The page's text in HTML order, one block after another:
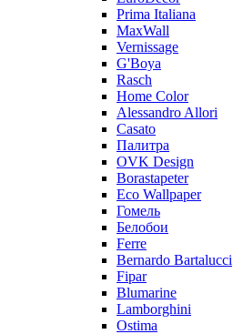
Prima Italiana
MaxWall
Vernissage
G'Boya
Rasch
Home Color
Alessandro Allori
Casato
Палитра
OVK Design
Borastapeter
Eco Wallpaper
Гомель
Белобои
Ferre
Bernardo Bartalucci
Fipar
Blumarine
Lamborghini
Ostima